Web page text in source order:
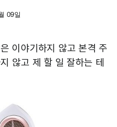
09일
이야기하지 않고 본격 주
않고 제 할 일 잘하는 테